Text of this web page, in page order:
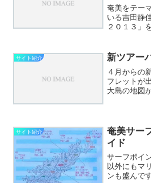
奄美をテー
いる吉田静
２０１３」
年は奄美の
す。2013年
サイト紹介 新ツアー
４月からの
フレットが
大島の地図
ラソ奄美の
サイト紹介
奄美サー
イド
サーフポイ
以外にもマ
ンも盛んで